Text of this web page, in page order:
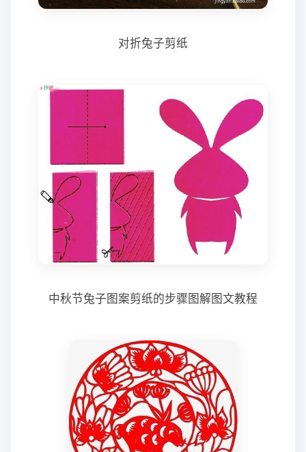
对折兔子剪纸
中秋节兔子图案剪纸的步骤图解图文教程